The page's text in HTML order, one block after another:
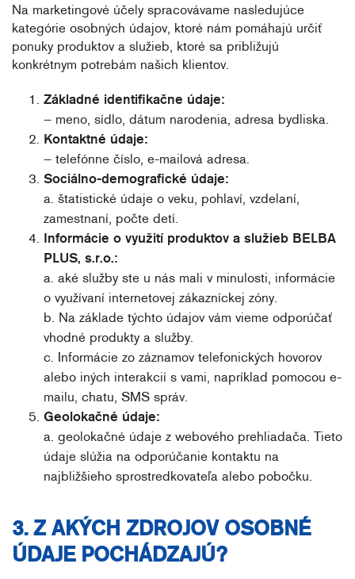
Na marketingové účely spracovávame nasledujúce
kategórie osobných údajov, ktoré nám pomáhajú určiť
ponuky produktov a služieb, ktoré sa približujú
konkrétnym potrebám našich klientov.
Základné identifikačne údaje:
– meno, sídlo, dátum narodenia, adresa bydliska.
Kontaktné údaje:
– telefónne číslo, e-mailová adresa.
Sociálno-demografické údaje:
a. štatistické údaje o veku, pohlaví, vzdelaní,
zamestnaní, počte detí.
Informácie o využití produktov a služieb BELBA
PLUS, s.r.o.:
a. aké služby ste u nás mali v minulosti, informácie
o využívaní internetovej zákazníckej zóny.
b. Na základe týchto údajov vám vieme odporúčať
vhodné produkty a služby.
c. Informácie zo záznamov telefonických hovorov
alebo iných interakcií s vami, napríklad pomocou e-
mailu, chatu, SMS správ.
Geolokačné údaje:
a. geolokačné údaje z webového prehliadača. Tieto
údaje slúžia na odporúčanie kontaktu na
najbližšieho sprostredkovateľa alebo pobočku.
3. Z AKÝCH ZDROJOV OSOBNÉ
ÚDAJE POCHÁDZAJÚ?